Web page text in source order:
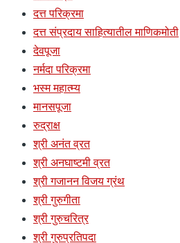
दत्त परिक्रमा
दत्त संप्रदाय साहित्यातील माणिकमोती
देवपूजा
नर्मदा परिक्रमा
भस्म महात्म्य
मानसपूजा
रुद्राक्ष
श्री अनंत व्रत
श्री अनघाष्टमी व्रत
श्री गजानन विजय ग्रंथ
श्री गुरुगीता
श्री गुरुचरित्र
श्री गुरुप्रतिपदा